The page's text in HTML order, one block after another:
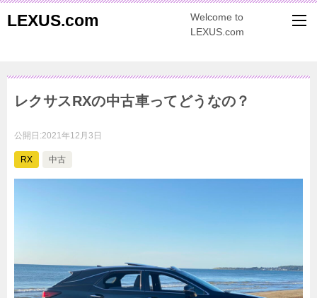
LEXUS.com
Welcome to
LEXUS.com
レクサスRXの中古車ってどうなの？
公開日:2021年12月3日
RX 中古